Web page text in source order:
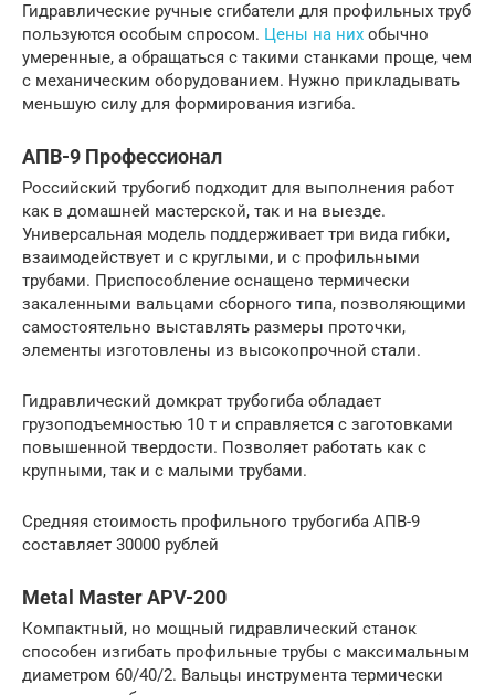
Гидравлические ручные сгибатели для профильных труб
пользуются особым спросом. Цены на них обычно
умеренные, а обращаться с такими станками проще, чем
с механическим оборудованием. Нужно прикладывать
меньшую силу для формирования изгиба.
АПВ-9 Профессионал
Российский трубогиб подходит для выполнения работ
как в домашней мастерской, так и на выезде.
Универсальная модель поддерживает три вида гибки,
взаимодействует и с круглыми, и с профильными
трубами. Приспособление оснащено термически
закаленными вальцами сборного типа, позволяющими
самостоятельно выставлять размеры проточки,
элементы изготовлены из высокопрочной стали.
Гидравлический домкрат трубогиба обладает
грузоподъемностью 10 т и справляется с заготовками
повышенной твердости. Позволяет работать как с
крупными, так и с малыми трубами.
Средняя стоимость профильного трубогиба АПВ-9
составляет 30000 рублей
Metal Master APV-200
Компактный, но мощный гидравлический станок
способен изгибать профильные трубы с максимальным
диаметром 60/40/2. Вальцы инструмента термически